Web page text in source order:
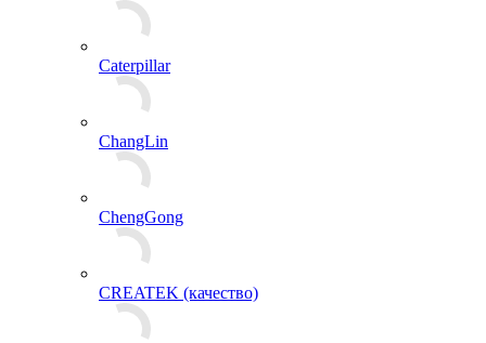
Caterpillar
ChangLin
ChengGong
CREATEK (качество)